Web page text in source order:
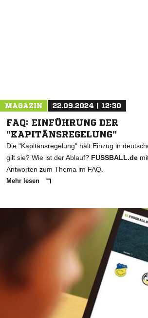
MAGAZIN 22.09.2024 | 12:30
FAQ: EINFÜHRUNG DER
"KAPITÄNSREGELUNG"
Die "Kapitänsregelung" hält Einzug in
gilt sie? Wie ist der Ablauf? FUSSBALL.de
Antworten zum Thema im FAQ.
Mehr lesen